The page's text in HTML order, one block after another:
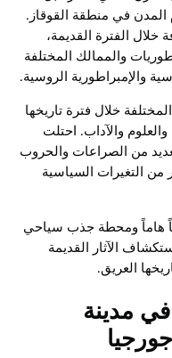
المدن في منطقة القوقاز.
خلال الفترة القديمة،
والممالك المختلفة
والإمبراطورية الروسية.
خلال فترة تاريخها
والآداب. احتلت
من الصراعات والحروب
التغيرات السياسية
هاماً ومحطة جذب سياحي
الآثار القديمة
العريق.
مدينة